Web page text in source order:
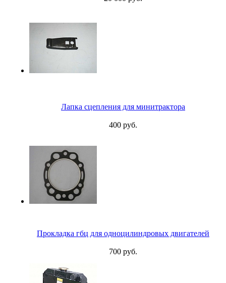
Лапка сцепления для минитрактора
400 руб.
Прокладка гбц для одноцилиндровых двигателей
700 руб.